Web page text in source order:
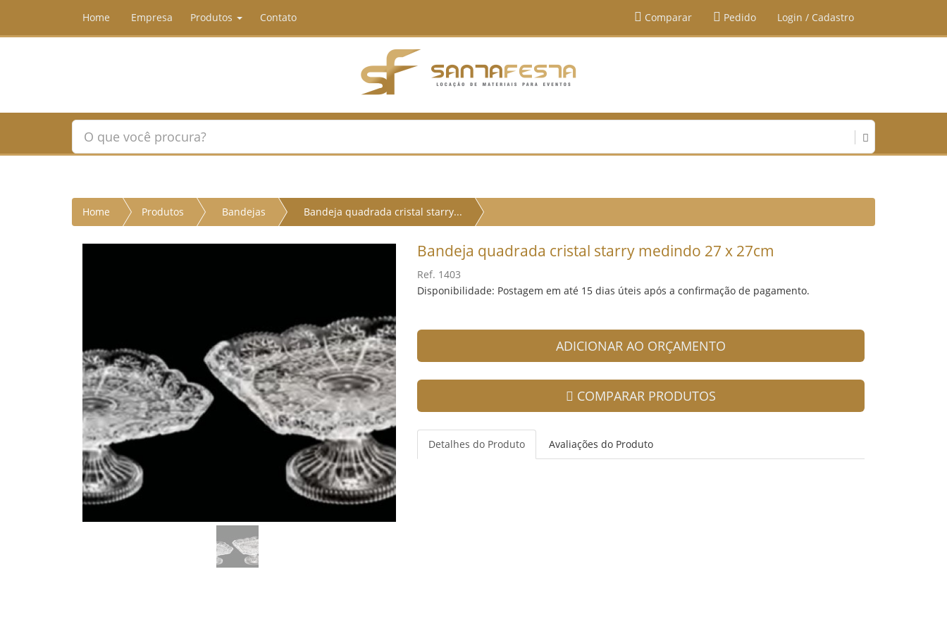
Home Empresa Produtos Contato Comparar Pedido Login / Cadastro
Home Produtos Bandejas Bandeja quadrada cristal starry...
Bandeja quadrada cristal starry medindo 27 x 27cm
Ref. 1403
Disponibilidade: Postagem em até 15 dias úteis após a confirmação de pagamento.
ADICIONAR AO ORÇAMENTO
COMPARAR PRODUTOS
Detalhes do Produto Avaliações do Produto